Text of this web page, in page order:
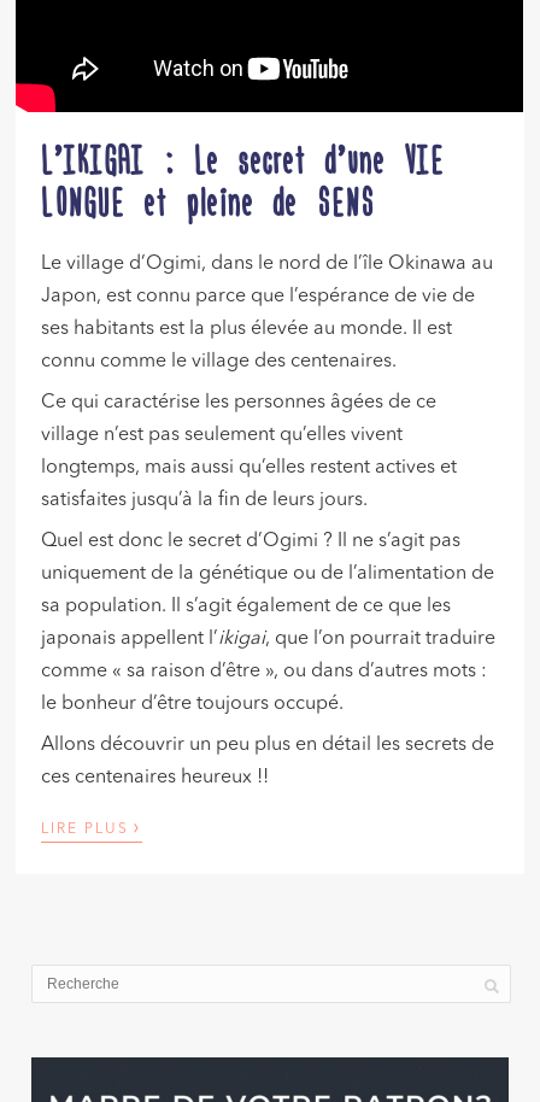
L’IKIGAI : Le secret d’une VIE
LONGUE et pleine de SENS
Le village d’Ogimi, dans le nord de l’île Okinawa au
Japon, est connu parce que l’espérance de vie de
ses habitants est la plus élevée au monde. Il est
connu comme le village des centenaires.
Ce qui caractérise les personnes âgées de ce
village n’est pas seulement qu’elles vivent
longtemps, mais aussi qu’elles restent actives et
satisfaites jusqu’à la fin de leurs jours.
Quel est donc le secret d’Ogimi ? Il ne s’agit pas
uniquement de la génétique ou de l’alimentation de
sa population. Il s’agit également de ce que les
japonais appellent l’ikigai, que l’on pourrait traduire
comme « sa raison d’être », ou dans d’autres mots :
le bonheur d’être toujours occupé.
Allons découvrir un peu plus en détail les secrets de
ces centenaires heureux !!
LIRE PLUS ›